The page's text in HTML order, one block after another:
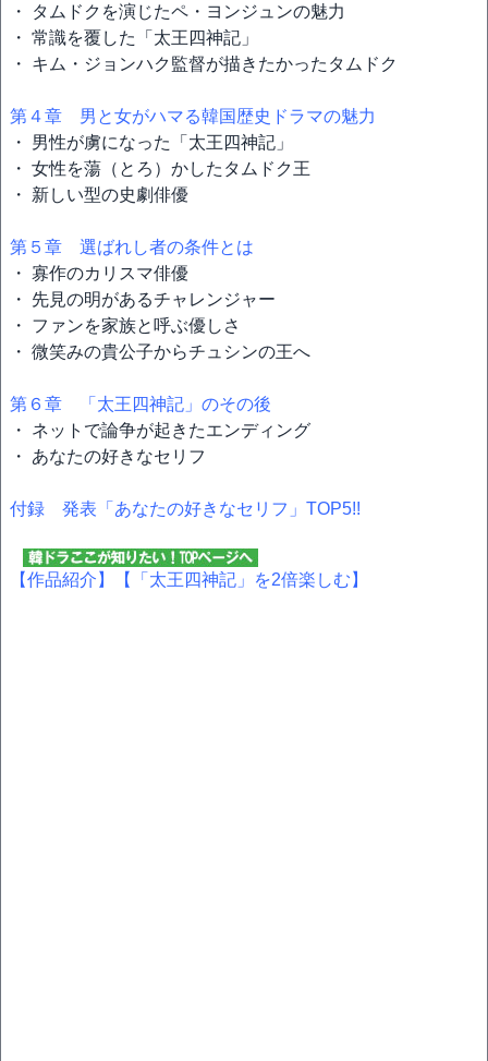
・ タムドクを演じたペ・ヨンジュンの魅力
・ 常識を覆した「太王四神記」
・ キム・ジョンハク監督が描きたかったタムドク
第４章 男と女がハマる韓国歴史ドラマの魅力
・ 男性が虜になった「太王四神記」
・ 女性を蕩（とろ）かしたタムドク王
・ 新しい型の史劇俳優
第５章 選ばれし者の条件とは
・ 寡作のカリスマ俳優
・ 先見の明があるチャレンジャー
・ ファンを家族と呼ぶ優しさ
・ 微笑みの貴公子からチュシンの王へ
第６章 「太王四神記」のその後
・ ネットで論争が起きたエンディング
・ あなたの好きなセリフ
付録 発表「あなたの好きなセリフ」TOP5!!
【作品紹介】 【「太王四神記」を2倍楽しむ】